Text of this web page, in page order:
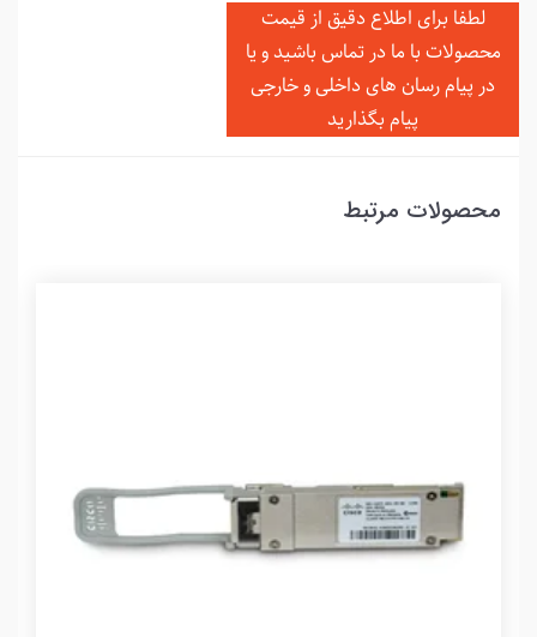
لطفا برای اطلاع دقیق از قیمت
محصولات با ما در تماس باشید و یا
در پیام رسان های داخلی و خارجی
پیام بگذارید
محصولات مرتبط